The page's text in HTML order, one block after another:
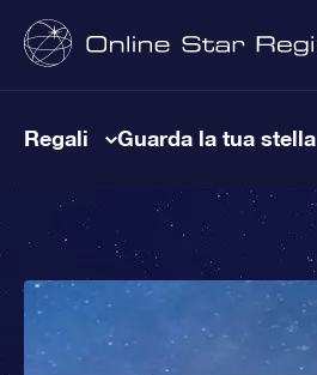
Regali Guarda la tua stella